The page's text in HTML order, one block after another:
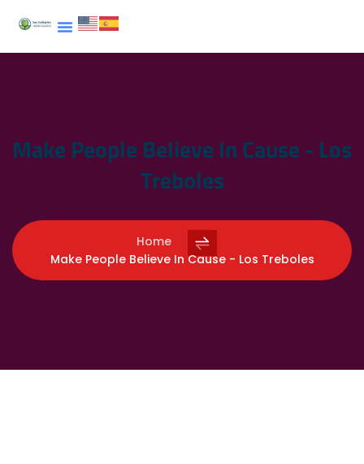
Make People Believe In Cause - Los
Treboles
Home
Make People Believe In Cause - Los Treboles